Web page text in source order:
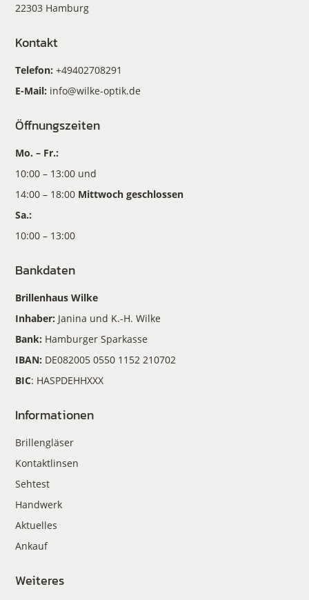
22303 Hamburg
Kontakt
Telefon:+49402708291
E-Mail: info@wilke-optik.de
Öffnungszeiten
Mo. – Fr.:
10:00 – 13:00 und
14:00 – 18:00 Mittwoch geschlossen
Sa.:
10:00 – 13:00
Bankdaten
Brillenhaus Wilke
Inhaber: Janina und K.-H. Wilke
Bank: Hamburger Sparkasse
IBAN: DE082005 0550 1152 210702
BIC: HASPDEHHXXX
Informationen
Brillengläser
Kontaktlinsen
Sehtest
Handwerk
Aktuelles
Ankauf
Weiteres